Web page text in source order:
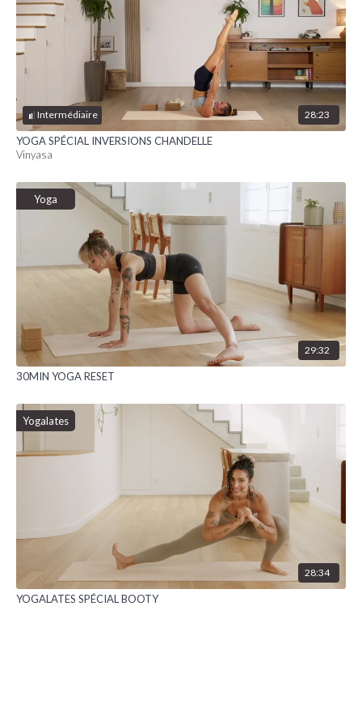
Intermédiaire 28:23
YOGA SPÉCIAL INVERSIONS CHANDELLE
Vinyasa
Yoga
29:32
30MIN YOGA RESET
Yogalates
28:34
YOGALATES SPÉCIAL BOOTY